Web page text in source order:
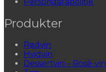
Persondatapolitik
Produkter
Rødvin
Hvidvin
Dessertvin – Rosé-vin